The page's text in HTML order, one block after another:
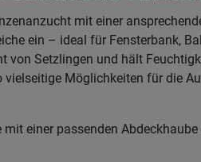
mit einer
ein – ideal für Fensterbank,
Setzlingen und hält
Möglichkeiten für die
einer passenden